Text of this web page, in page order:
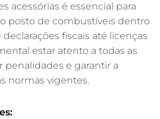
acessórias é essencial para
posto de combustíveis dentro
fiscais até licenças
estar atento a todas as
penalidades e garantir a
normas vigentes.